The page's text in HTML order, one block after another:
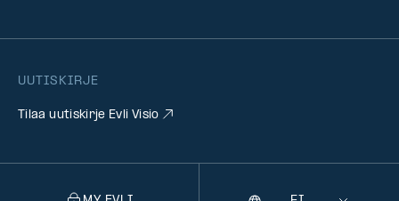
UUTISKIRJE
Tilaa uutiskirje Evli Visio